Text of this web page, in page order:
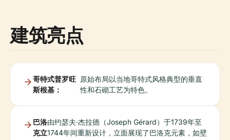
建筑亮点
哥特式普罗旺
斯根基：
原始布局以当地哥特式风格典型的垂直
性和石砌工艺为特色。
巴洛
克立
由约瑟夫·杰拉德（Joseph Gérard）于1739年至
1744年间重新设计，立面展现了巴洛克元素，如壁